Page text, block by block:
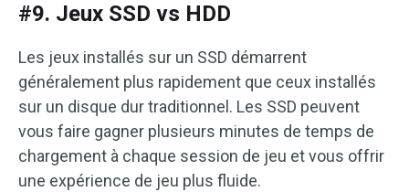
#9. Jeux SSD vs HDD
Les jeux installés sur un SSD démarrent
généralement plus rapidement que ceux installés
sur un disque dur traditionnel. Les SSD peuvent
vous faire gagner plusieurs minutes de temps de
chargement à chaque session de jeu et vous offrir
une expérience de jeu plus fluide.